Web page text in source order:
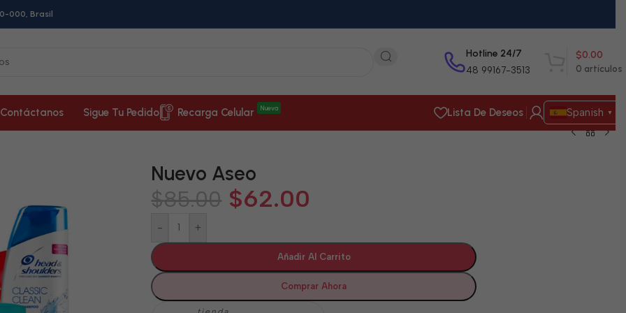
000, Brasil
Hotline 24/7
48 99167-3513 0 artículos
$0.00
Contáctanos Sigue Tu Pedido Recarga Celular Nueva Lista De Deseos Spanish ▼
Nuevo Aseo
$85.00 $62.00
- +
Añadir Al Carrito
Comprar Ahora